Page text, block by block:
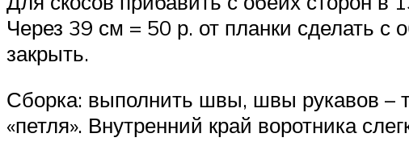
Через 39 см = 50 р. от планки сделать с
закрыть.
Сборка: выполнить швы, швы рукавов –
«петля». Внутренний край воротника